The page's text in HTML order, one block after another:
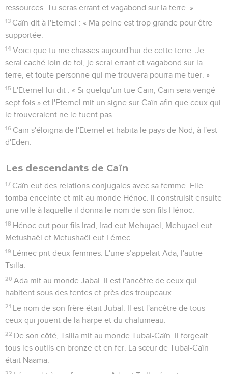
ressources. Tu seras errant et vagabond sur la terre. »
13 Caïn dit à l'Eternel : « Ma peine est trop grande pour être
supportée.
14 Voici que tu me chasses aujourd'hui de cette terre. Je
serai caché loin de toi, je serai errant et vagabond sur la
terre, et toute personne qui me trouvera pourra me tuer. »
15 L'Eternel lui dit : « Si quelqu'un tue Caïn, Caïn sera vengé
sept fois » et l'Eternel mit un signe sur Caïn afin que ceux qui
le trouveraient ne le tuent pas.
16 Caïn s'éloigna de l'Eternel et habita le pays de Nod, à l'est
d'Eden.
Les descendants de Caïn
17 Caïn eut des relations conjugales avec sa femme. Elle
tomba enceinte et mit au monde Hénoc. Il construisit ensuite
une ville à laquelle il donna le nom de son fils Hénoc.
18 Hénoc eut pour fils Irad, Irad eut Mehujaël, Mehujaël eut
Metushaël et Metushaël eut Lémec.
19 Lémec prit deux femmes. L'une s’appelait Ada, l'autre
Tsilla.
20 Ada mit au monde Jabal. Il est l'ancêtre de ceux qui
habitent sous des tentes et près des troupeaux.
21 Le nom de son frère était Jubal. Il est l'ancêtre de tous
ceux qui jouent de la harpe et du chalumeau.
22 De son côté, Tsilla mit au monde Tubal-Caïn. Il forgeait
tous les outils en bronze et en fer. La sœur de Tubal-Caïn
était Naama.